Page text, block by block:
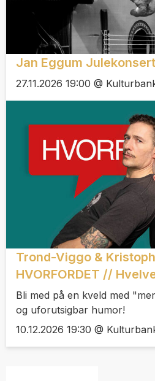
Jan Eggum
27.11.2026 19:00 @
Trond-Viggo &
HVORFORDET //
Bli med på en kveld med
og uforutsigbar humor!
10.12.2026 19:30 @